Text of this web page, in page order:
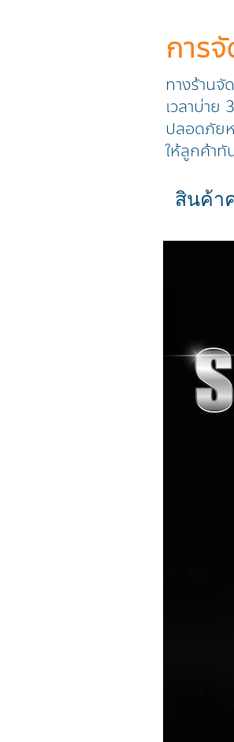
การ
ทางร้าน
เวลาบ่า
ปลอดภัย
ให้ลูกค้าทั
สินค้า